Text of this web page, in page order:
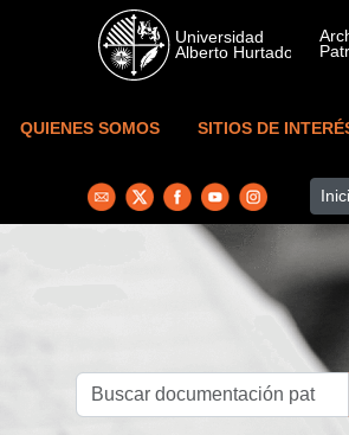
Skip to main content
QUIENES SOMOS SITIOS DE